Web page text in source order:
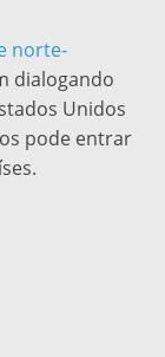
norte-
dialogando
Unidos
pode entrar